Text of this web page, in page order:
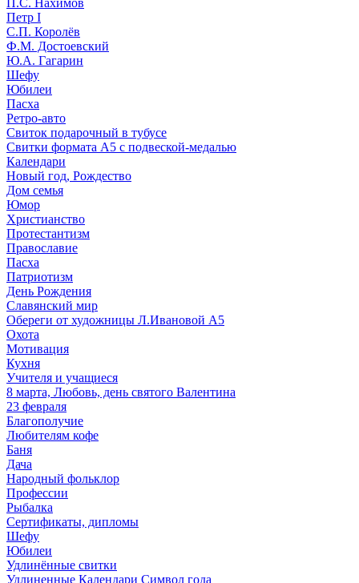
П.С. Нахимов
Петр I
С.П. Королёв
Ф.М. Достоевский
Ю.А. Гагарин
Шефу
Юбилеи
Пасха
Ретро-авто
Свиток подарочный в тубусе
Свитки формата А5 с подвеской-медалью
Календари
Новый год, Рождество
Дом семья
Юмор
Христианство
Протестантизм
Православие
Пасха
Патриотизм
День Рождения
Славянский мир
Обереги от художницы Л.Ивановой А5
Охота
Мотивация
Кухня
Учителя и учащиеся
8 марта, Любовь, день святого Валентина
23 февраля
Благополучие
Любителям кофе
Баня
Дача
Народный фольклор
Профессии
Рыбалка
Сертификаты, дипломы
Шефу
Юбилеи
Удлинённые свитки
Удлиненные Календари Символ года